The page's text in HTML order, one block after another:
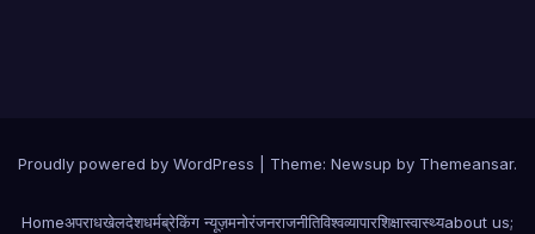
Proudly powered by WordPress Theme: Newsup by Themeansar.
Homeअपराधखेलदेशधर्मब्रेकिंग न्यूज़मनोरंजनराजनीतिविश्वव्यापारशिक्षास्वास्थ्यabout us;